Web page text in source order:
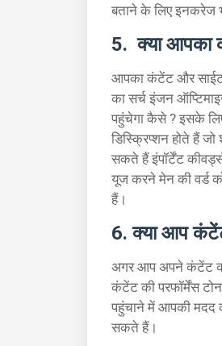
बताने के लिए इनकरेज
5. क्या आपका
आपका कंटेंट और साईट
का सर्च इंजन
पहुंचेगा कैसे ? इसके
डिस्क्रिप्शन होते हैं
सकते हैं इंपॉर्टेंट
यूज करने मेन की वर्ड
हैं।
6. क्या आप
अगर आप अपने कंटेंट को
कंटेंट की परफॉर्मेंस
पहुंचाने में आपकी मदद
सकते हैं।